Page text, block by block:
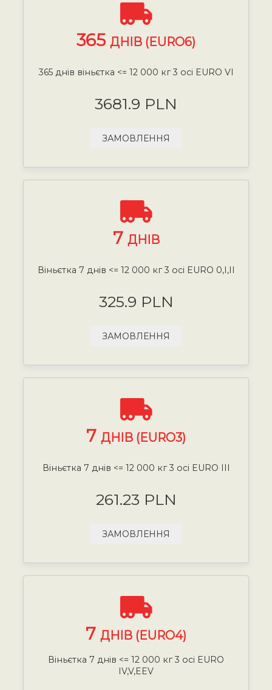
365 ДНІВ (EURO6)
365 днів віньєтка <= 12 000 кг 3 осі EURO VI
3681.9 PLN
ЗАМОВЛЕННЯ
7 ДНІВ
Віньєтка 7 днів <= 12 000 кг 3 осі EURO 0,I,II
325.9 PLN
ЗАМОВЛЕННЯ
7 ДНІВ (EURO3)
Віньєтка 7 днів <= 12 000 кг 3 осі EURO III
261.23 PLN
ЗАМОВЛЕННЯ
7 ДНІВ (EURO4)
Віньєтка 7 днів <= 12 000 кг 3 осі EURO
IV,V,EEV